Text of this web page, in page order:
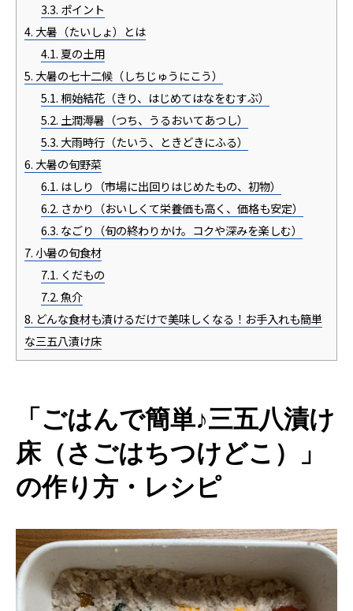
3.3. ポイント
4. 大暑（たいしょ）とは
4.1. 夏の土用
5. 大暑の七十二候（しちじゅうにこう）
5.1.桐始結花（きり、はじめてはなをむすぶ）
5.2. 土潤溽暑（つち、うるおいてあつし）
5.3. 大雨時行（たいう、ときどきにふる）
6. 大暑の旬野菜
6.1. はしり（市場に出回りはじめたもの、初物）
6.2. さかり（おいしくて栄養価も高く、価格も安定）
6.3. なごり（旬の終わりかけ。コクや深みを楽しむ）
7. 小暑の旬食材
7.1. くだもの
7.2.魚介
8. どんな食材も漬けるだけで美味しくなる！お手入れも簡単
な三五八漬け床
「ごはんで簡単♪三五八漬け
床（さごはちつけどこ）」
の作り方・レシピ